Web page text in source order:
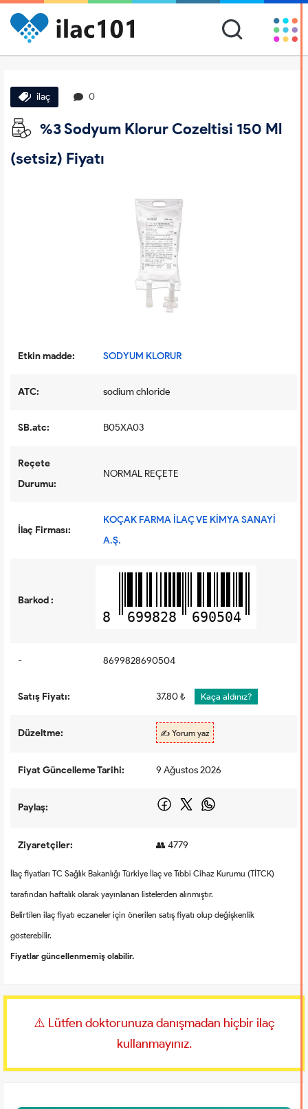
ilaç 0
%3 Sodyum Klorur Cozeltisi 150 Ml
(setsiz) Fiyatı
Etkin madde: SODYUM KLORUR
ATC: sodium chloride
SB.atc: B05XA03
Reçete
Durumu:
NORMAL REÇETE
İlaç Firması:
KOÇAK FARMA İLAÇ VE KİMYA SANAYİ
A.Ş.
Barkod :
8 699828 690504
- 8699828690504
Satış Fiyatı: 37.80 ₺ Kaça aldınız?
Düzeltme: ✍️ Yorum yaz
Fiyat Güncelleme Tarihi: 9 Ağustos 2026
Paylaş:
Ziyaretçiler: 👥 4779
İlaç fiyatları TC Sağlık Bakanlığı Türkiye İlaç ve Tıbbi Cihaz Kurumu (TİTCK)
tarafından haftalık olarak yayınlanan listelerden alınmıştır.
Belirtilen ilaç fiyatı eczaneler için önerilen satış fiyatı olup değişkenlik
gösterebilir.
Fiyatlar güncellenmemiş olabilir.
⚠️ Lütfen doktorunuza danışmadan hiçbir ilaç
kullanmayınız.